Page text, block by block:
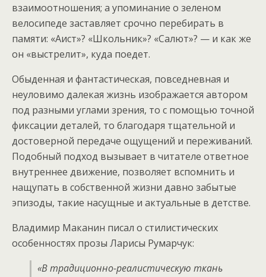
взаимоотношения; а упоминание о зеленом
велосипеде заставляет срочно перебирать в
памяти: «Аист»? «Школьник»? «Салют»? — и как же
он «выстрелит», куда поедет.
Обыденная и фантастическая, повседневная и
неуловимо далекая жизнь изображается автором
под разными углами зрения, то с помощью точной
фиксации деталей, то благодаря тщательной и
достоверной передаче ощущений и переживаний.
Подобный подход вызывает в читателе ответное
внутреннее движение, позволяет вспомнить и
нащупать в собственной жизни давно забытые
эпизоды, такие насущные и актуальные в детстве.
Владимир Маканин писал о стилистических
особенностях прозы Ларисы Румарчук:
«В традиционно-реалистическую ткань